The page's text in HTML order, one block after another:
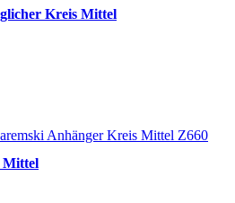
Kreis Mittel
Mittel